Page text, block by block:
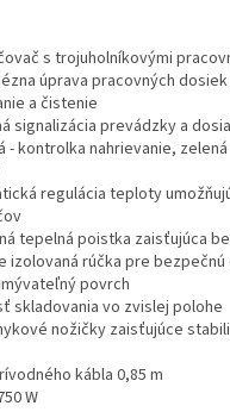
s trojuholníkovými
úprava pracovných
a čistenie
signalizácia prevádzky a
- kontrolka nahrievanie,
regulácia teploty
tepelná poistka zaisťujúca
izolovaná rúčka pre bezpečnú
povrch
skladovania vo zvislej polohe
nožičky zaisťujúce
kábla 0,85 m
W